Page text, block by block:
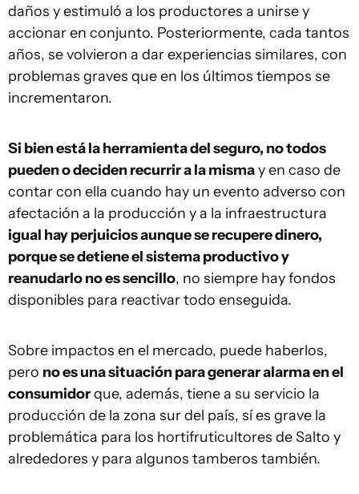
daños y estimuló a los productores a unirse y
accionar en conjunto. Posteriormente, cada tantos
años, se volvieron a dar experiencias similares, con
problemas graves que en los últimos tiempos se
incrementaron.
Si bien está la herramienta del seguro, no todos
pueden o deciden recurrir a la mismay en caso de
contar con ella cuando hay un evento adverso con
afectación a la producción y a la infraestructura
igual hay perjuicios aunque se recupere dinero,
porque se detiene el sistema productivo y
reanudarlo no es sencillo, no siempre hay fondos
disponibles para reactivar todo enseguida.
Sobre impactos en el mercado, puede haberlos,
pero no es una situación para generar alarma en el
consumidorque, además, tiene a su servicio la
producción de la zona sur del país, sí es grave la
problemática para los hortifruticultores de Salto y
alrededores y para algunos tamberos también.